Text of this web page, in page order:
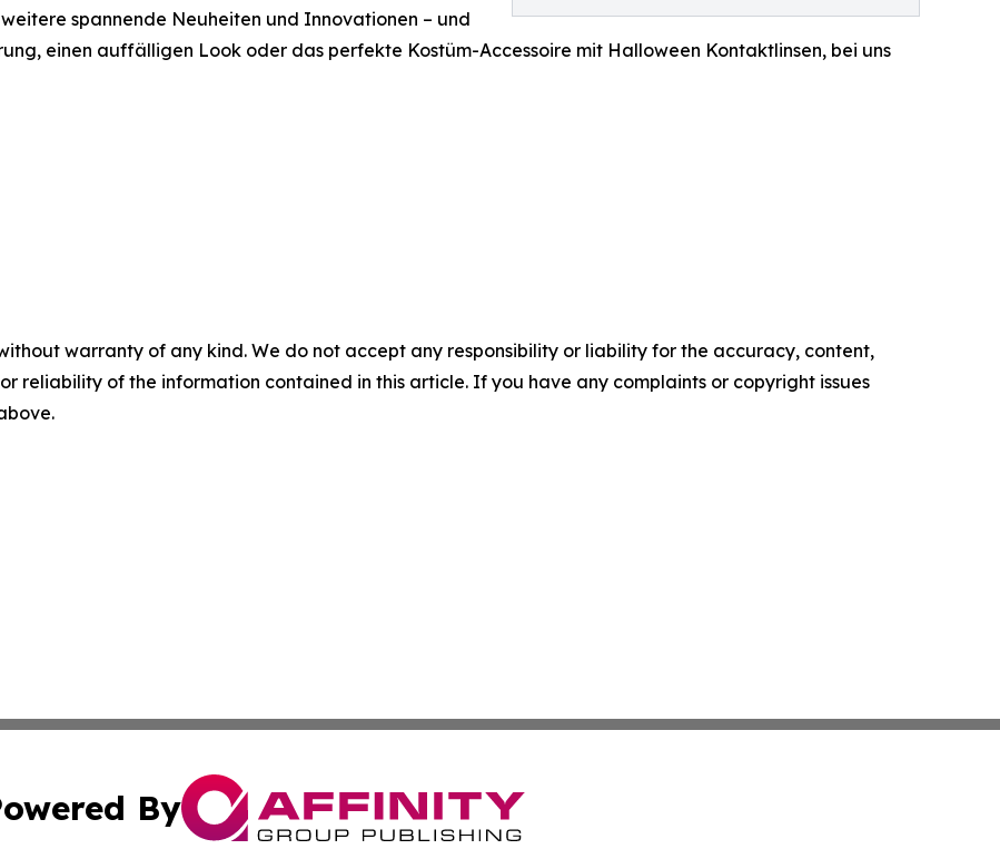
spannende Neuheiten und Innovationen – und
einen auffälligen Look oder das perfekte Kostüm-Accessoire mit Halloween Kontaktlinsen, bei uns
warranty of any kind. We do not accept any responsibility or liability for the accuracy, content,
reliability of the information contained in this article. If you have any complaints or copyright issues
By